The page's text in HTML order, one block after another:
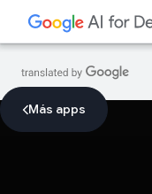
Más apps